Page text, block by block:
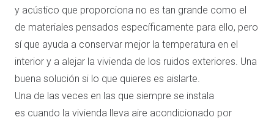
y acústico que proporciona no es tan grande como el
de materiales pensados específicamente para ello, pero
sí que ayuda a conservar mejor la temperatura en el
interior y a alejar la vivienda de los ruidos exteriores. Una
buena solución si lo que quieres es aislarte.
Una de las veces en las que siempre se instala
es cuando la vivienda lleva aire acondicionado por